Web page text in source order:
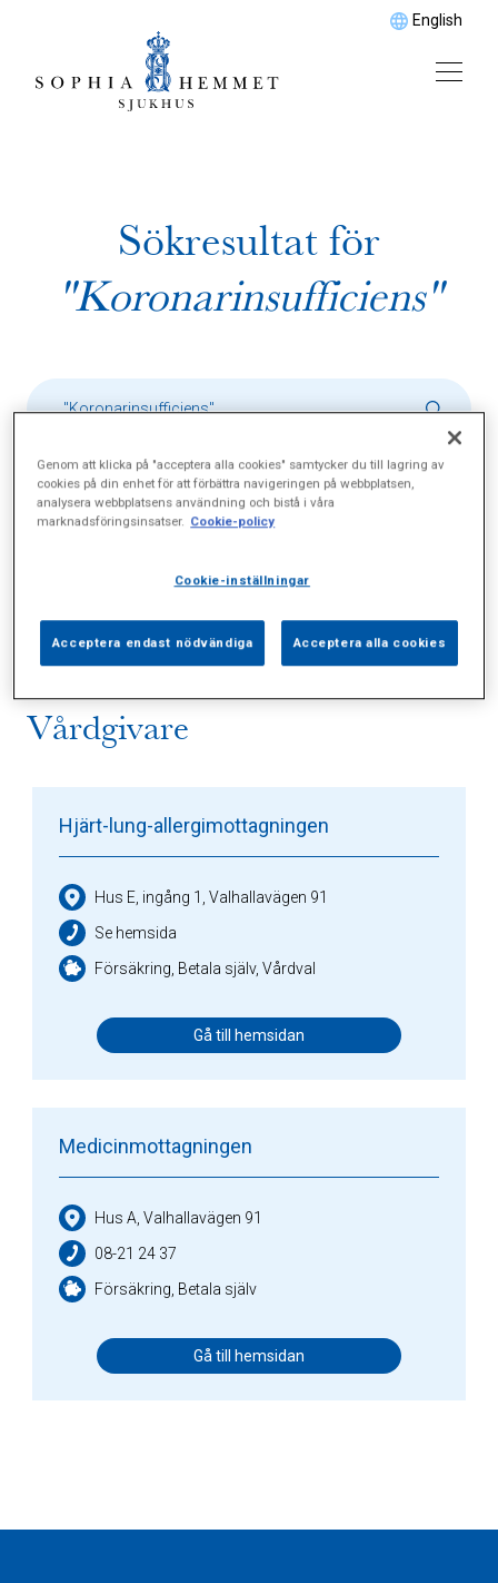
English
Sökresultat för
"Koronarinsufficiens"
Vårdgivare
Hjärt-lung-allergimottagningen
Hus E, ingång 1, Valhallavägen 91
Se hemsida
Försäkring, Betala själv, Vårdval
Gå till hemsidan
Medicinmottagningen
Hus A, Valhallavägen 91
08-21 24 37
Försäkring, Betala själv
Gå till hemsidan
Genom att klicka på "acceptera alla cookies" samtycker du till lagring av
cookies på din enhet för att förbättra navigeringen på webbplatsen,
analysera webbplatsens användning och bistå i våra
marknadsföringsinsatser. Cookie-policy
Cookie-inställningar
Acceptera endast nödvändiga Acceptera alla cookies